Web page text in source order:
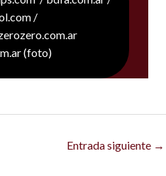
/
(foto)
Entrada siguiente →